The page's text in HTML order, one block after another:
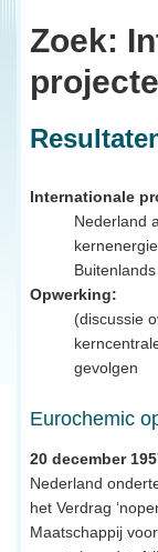
Zoek:
Internationale
Nederland
Opwerking:
(discussie
gevolgen
Eurochemic
20 december
Nederland
het Verdrag
Maatschappij